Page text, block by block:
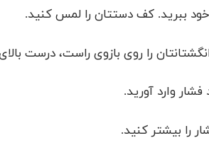
ببرید. کف دستتان را لمس کنید.
را روی بازوی راست، درست بالای
وارد آورید.